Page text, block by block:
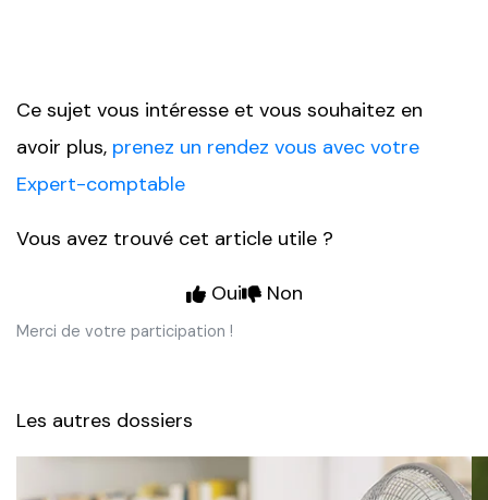
Ce sujet vous intéresse et vous souhaitez en
avoir plus, prenez un rendez vous avec votre
Expert-comptable
Vous avez trouvé cet article utile ?
Oui Non
Merci de votre participation !
Les autres dossiers